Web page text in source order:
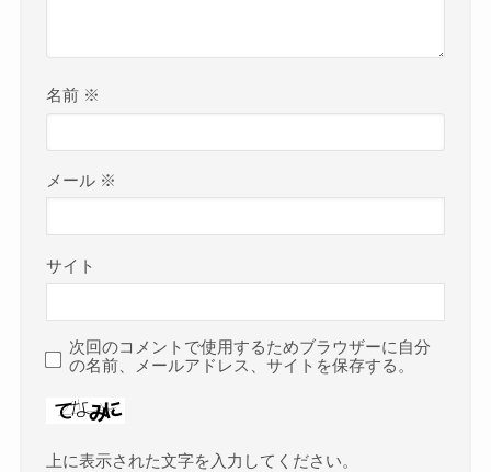
名前 ※
メール ※
サイト
次回のコメントで使用するためブラウザーに自分
の名前、メールアドレス、サイトを保存する。
上に表示された文字を入力してください。